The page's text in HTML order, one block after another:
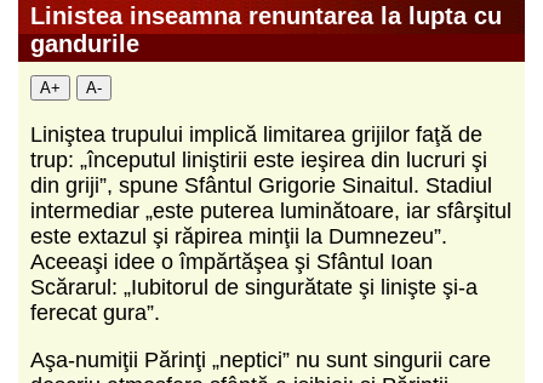
Linistea inseamna renuntarea la lupta cu
gandurile
A+ A-
Liniştea trupului implică limitarea grijilor faţă de
trup: „începutul liniştirii este ieşirea din lucruri şi
din griji”, spune Sfântul Grigorie Sinaitul. Stadiul
intermediar „este puterea luminătoare, iar sfârşitul
este extazul şi răpirea minţii la Dumnezeu”.
Aceeaşi idee o împărtăşea şi Sfântul Ioan
Scărarul: „Iubitorul de singurătate şi linişte şi-a
ferecat gura”.
Aşa-numiţii Părinţi „neptici” nu sunt singurii care